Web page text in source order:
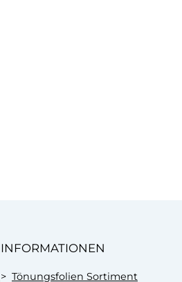
INFORMATIONEN
Tönungsfolien Sortiment